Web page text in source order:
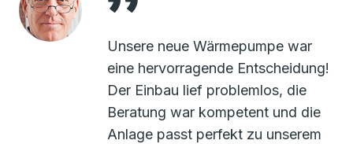
Unsere neue Wärmepumpe war
eine hervorragende Entscheidung!
Der Einbau lief problemlos, die
Beratung war kompetent und die
Anlage passt perfekt zu unserem